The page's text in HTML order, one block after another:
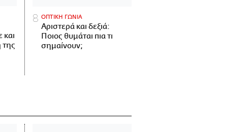
και
της
ΟΠΤΙΚΗ ΓΩΝΙΑ
Αριστερά και δεξιά:
Ποιος θυμάται πια τι
σημαίνουν;